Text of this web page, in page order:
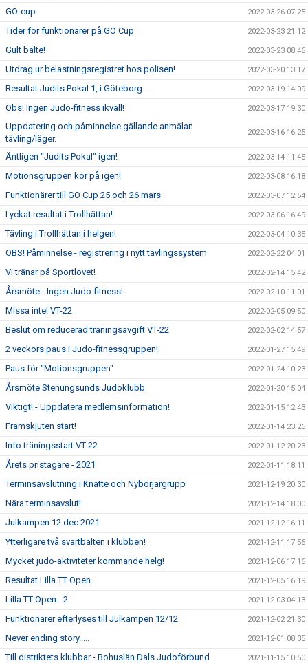
GO-cup 2022-03-26 07:25
Tider för funktionärer på GO Cup 2022-03-23 21:12
Gult bälte! 2022-03-23 08:46
Utdrag ur belastningsregistret hos polisen! 2022-03-20 13:17
Resultat Judits Pokal 1, i Göteborg. 2022-03-19 14:09
Obs! Ingen Judo-fitness ikväll! 2022-03-17 19:30
Uppdatering och påminnelse gällande anmälan
tävling/läger.
2022-03-16 16:25
Äntligen "Judits Pokal" igen! 2022-03-14 11:45
Motionsgruppen kör på igen! 2022-03-08 16:18
Funktionärer till GO Cup 25 och 26 mars 2022-03-07 12:54
Lyckat resultat i Trollhättan! 2022-03-06 16:49
Tävling i Trollhättan i helgen! 2022-03-04 10:35
OBS! Påminnelse - registrering i nytt tävlingssystem 2022-02-22 04:01
Vi tränar på Sportlovet! 2022-02-14 15:42
Årsmöte - Ingen Judo-fitness! 2022-02-10 11:01
Missa inte! VT-22 2022-02-05 09:50
Beslut om reducerad träningsavgift VT-22 2022-02-02 14:57
2 veckors paus i Judo-fitnessgruppen! 2022-01-27 15:49
Paus för "Motionsgruppen" 2022-01-24 10:23
Årsmöte Stenungsunds Judoklubb 2022-01-20 15:04
Viktigt! - Uppdatera medlemsinformation! 2022-01-15 12:43
Framskjuten start! 2022-01-14 23:26
Info träningsstart VT-22 2022-01-12 20:23
Årets pristagare - 2021 2022-01-11 18:11
Terminsavslutning i Knatte och Nybörjargrupp 2021-12-19 20:30
Nära terminsavslut! 2021-12-14 18:00
Julkampen 12 dec 2021 2021-12-12 16:11
Ytterligare två svartbälten i klubben! 2021-12-11 17:56
Mycket judo-aktiviteter kommande helg! 2021-12-06 17:16
Resultat Lilla TT Open 2021-12-05 16:19
Lilla TT Open - 2 2021-12-03 04:13
Funktionärer efterlyses till Julkampen 12/12 2021-12-02 21:30
Never ending story..... 2021-12-01 08:35
Till distriktets klubbar - Bohuslän Dals Judoförbund 2021-11-15 10:50